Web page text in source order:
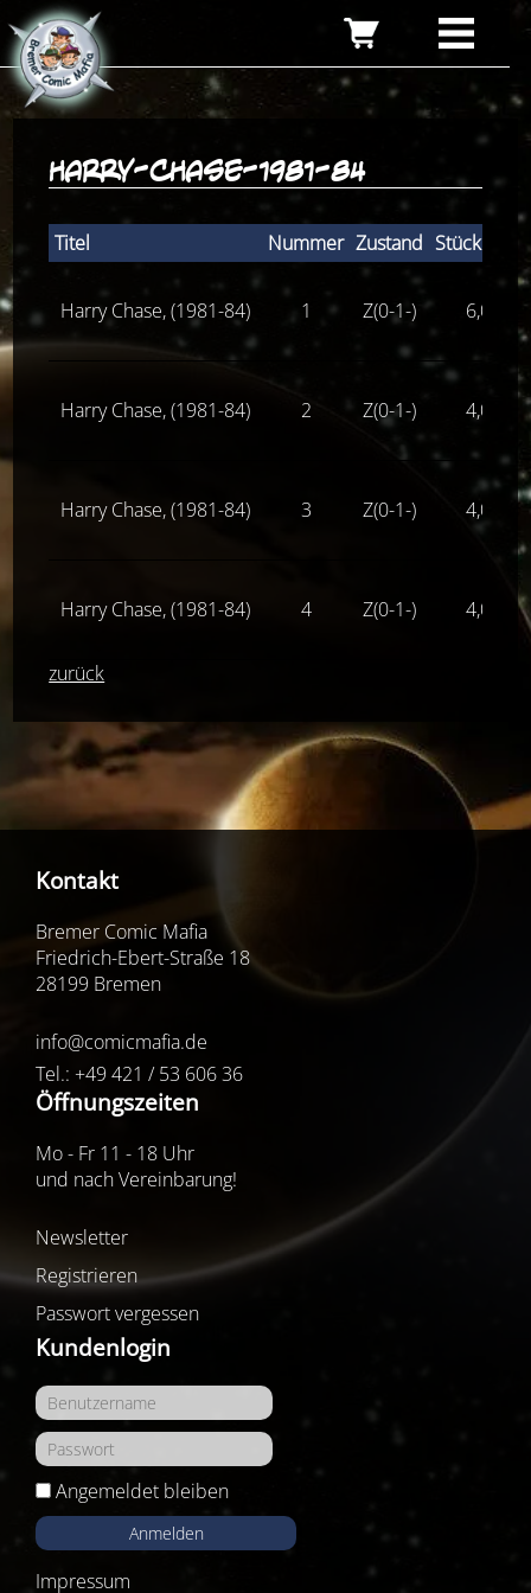
harry-chase-1981-84
Titel Nummer Zustand Stückpreis
Harry Chase, (1981-84) 1 Z(0-1-) 6,00
Harry Chase, (1981-84) 2 Z(0-1-) 4,00
Harry Chase, (1981-84) 3 Z(0-1-) 4,00 €
Harry Chase, (1981-84) 4 Z(0-1-) 4,00 €
zurück
Kontakt
Bremer Comic Mafia
Friedrich-Ebert-Straße 18
28199 Bremen
info@comicmafia.de
Tel.: +49 421 / 53 606 36
Öffnungszeiten
Mo - Fr 11 - 18 Uhr
und nach Vereinbarung!
Newsletter
Registrieren
Passwort vergessen
Kundenlogin
Angemeldet bleiben
Anmelden
Impressum